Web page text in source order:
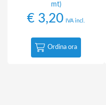
mt)
€ 3,20 IVA incl.
Ordina ora